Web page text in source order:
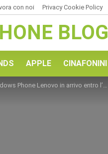
con noi Privacy Cookie Policy
BLOG
APPLE CINAFONINI
Phone Lenovo in arrivo entro l’anno. Xiaomi in forse